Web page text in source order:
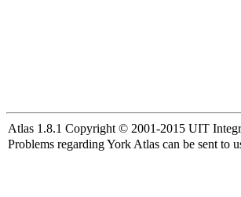
Atlas 1.8.1 Copyright © 2001-2015 UIT
Problems regarding York Atlas can be sent to